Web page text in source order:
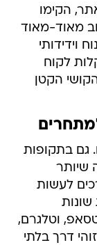
הקימו
מאוד-מאוד
וידידותי
לקוח
הקטן
גם בתקופות
שיותר
לעשות
וטלגרם,
דרך בלתי